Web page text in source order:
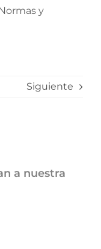
y
Siguiente
a nuestra